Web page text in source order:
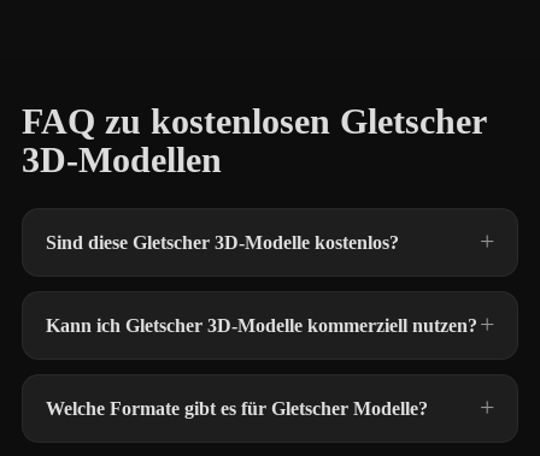
FAQ zu kostenlosen Gletscher
3D-Modellen
Sind diese Gletscher 3D-Modelle kostenlos?
Kann ich Gletscher 3D-Modelle kommerziell nutzen?
Welche Formate gibt es für Gletscher Modelle?